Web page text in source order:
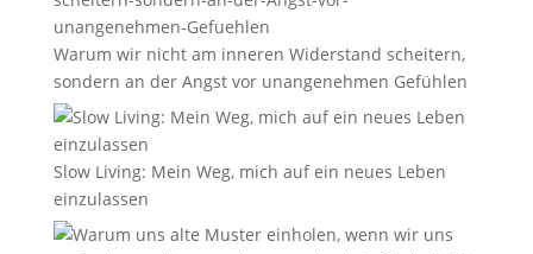
Warum wir nicht am inneren Widerstand scheitern,
sondern an der Angst vor unangenehmen Gefühlen
Slow Living: Mein Weg, mich auf ein neues Leben
einzulassen